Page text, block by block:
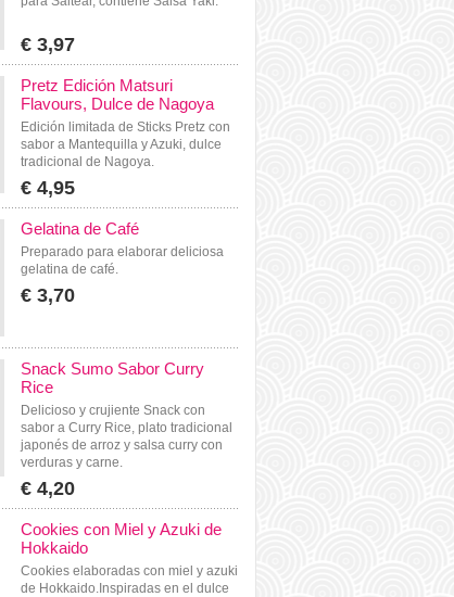
€ 3,97
Pretz Edición Matsuri
Flavours, Dulce de Nagoya
Edición limitada de Sticks Pretz con
sabor a Mantequilla y Azuki, dulce
tradicional de Nagoya.
€ 4,95
Gelatina de Café
Preparado para elaborar deliciosa
gelatina de café.
€ 3,70
Snack Sumo Sabor Curry
Rice
Delicioso y crujiente Snack con
sabor a Curry Rice, plato tradicional
japonés de arroz y salsa curry con
verduras y carne.
€ 4,20
Cookies con Miel y Azuki de
Hokkaido
Cookies elaboradas con miel y azuki
de Hokkaido.Inspiradas en el dulce